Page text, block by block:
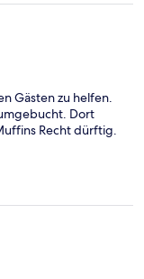
Gästen zu helfen.
Dort
Recht dürftig.